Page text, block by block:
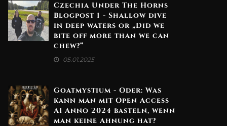
Czechia Under The Horns
Blogpost 1 - Shallow dive
in deep waters or „Did we
bite off more than we can
chew?“
05.01.2025
Goatmystium - Oder: Was
kann man mit Open Access
AI Anno 2024 basteln, wenn
man keine Ahnung hat?